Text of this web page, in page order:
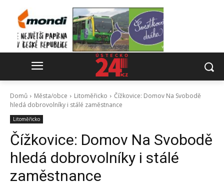
Domů Města/obce Litoměřicko
Čížkovice: Domov Na Svobodě
hledá dobrovolníky i stálé zaměstnance
Litoměřicko
Čížkovice: Domov Na Svobodě
hledá dobrovolníky i stálé
zaměstnance